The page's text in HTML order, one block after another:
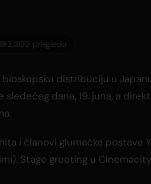
3,300 pregleda
distribuciju u Japanu
dana, 19. juna, a
i članovi glumačke postave
Stage greeting u